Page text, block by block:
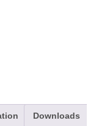
Downloads